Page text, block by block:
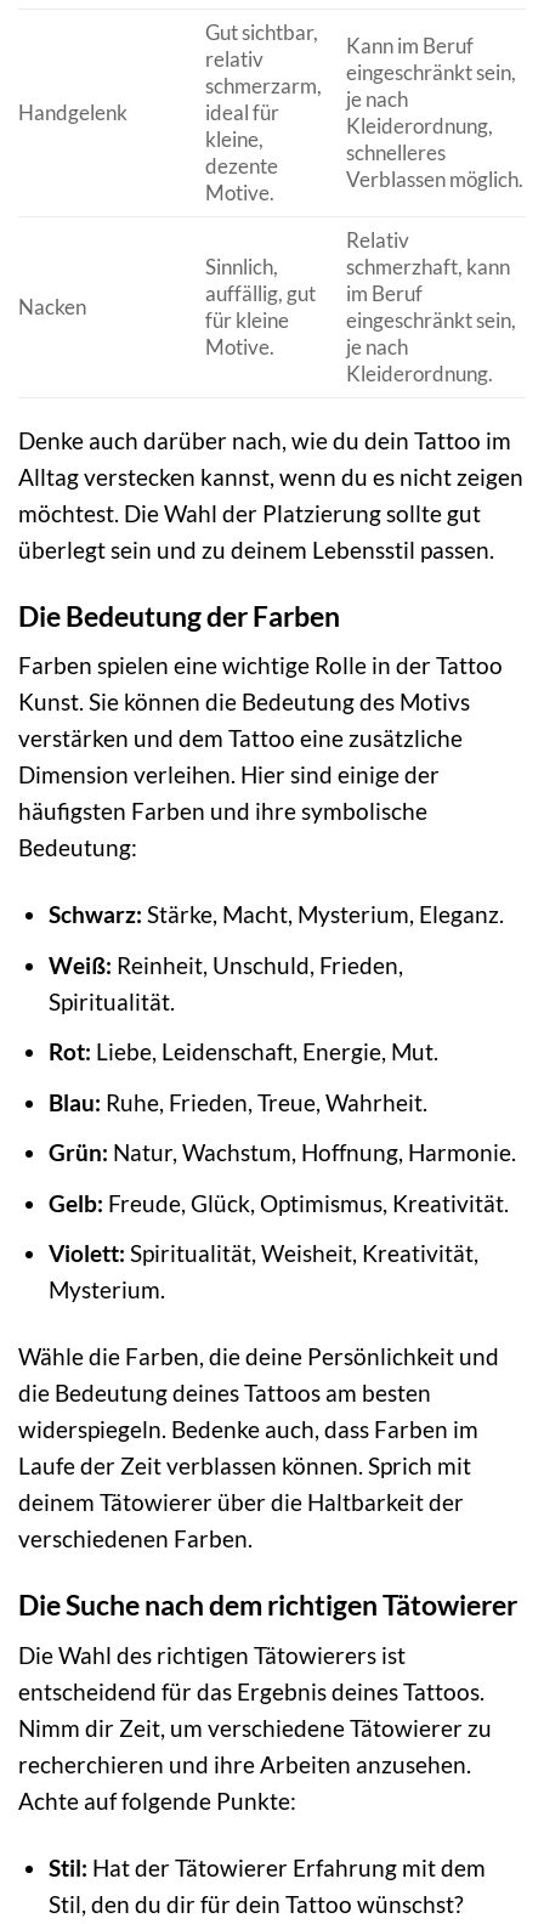
Handgelenk
Gut sichtbar,
relativ
schmerzarm,
ideal für
kleine,
dezente
Motive.
Kann im Beruf
eingeschränkt sein,
je nach
Kleiderordnung,
schnelleres
Verblassen möglich.
Nacken
Sinnlich,
auffällig, gut
für kleine
Motive.
Relativ
schmerzhaft, kann
im Beruf
eingeschränkt sein,
je nach
Kleiderordnung.
Denke auch darüber nach, wie du dein Tattoo im
Alltag verstecken kannst, wenn du es nicht zeigen
möchtest. Die Wahl der Platzierung sollte gut
überlegt sein und zu deinem Lebensstil passen.
Die Bedeutung der Farben
Farben spielen eine wichtige Rolle in der Tattoo
Kunst. Sie können die Bedeutung des Motivs
verstärken und dem Tattoo eine zusätzliche
Dimension verleihen. Hier sind einige der
häufigsten Farben und ihre symbolische
Bedeutung:
Schwarz: Stärke, Macht, Mysterium, Eleganz.
Weiß: Reinheit, Unschuld, Frieden,
Spiritualität.
Rot: Liebe, Leidenschaft, Energie, Mut.
Blau: Ruhe, Frieden, Treue, Wahrheit.
Grün: Natur, Wachstum, Hoffnung, Harmonie.
Gelb: Freude, Glück, Optimismus, Kreativität.
Violett: Spiritualität, Weisheit, Kreativität,
Mysterium.
Wähle die Farben, die deine Persönlichkeit und
die Bedeutung deines Tattoos am besten
widerspiegeln. Bedenke auch, dass Farben im
Laufe der Zeit verblassen können. Sprich mit
deinem Tätowierer über die Haltbarkeit der
verschiedenen Farben.
Die Suche nach dem richtigen Tätowierer
Die Wahl des richtigen Tätowierers ist
entscheidend für das Ergebnis deines Tattoos.
Nimm dir Zeit, um verschiedene Tätowierer zu
recherchieren und ihre Arbeiten anzusehen.
Achte auf folgende Punkte:
Stil: Hat der Tätowierer Erfahrung mit dem
Stil, den du dir für dein Tattoo wünschst?